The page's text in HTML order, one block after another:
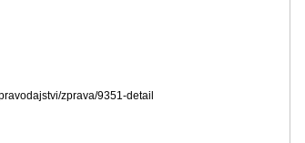
zprava/9351-detail